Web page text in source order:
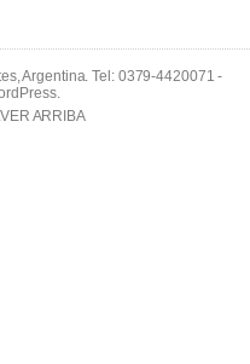
Argentina. Tel: 0379-4420071 -
.
ARRIBA